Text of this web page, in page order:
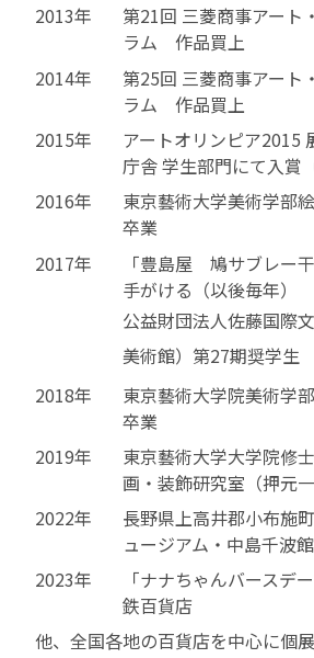
2013年
第21回 三菱商事アート
ラム 作品買上
2014年
第25回 三菱商事アート
ラム 作品買上
2015年
アートオリンピア
庁舎 学生部門にて入賞
2016年
東京藝術大学美術学部
卒業
2017年
「豊島屋 鳩サブレー
手がける（以後毎年）
公益財団法人佐藤国際
美術館）第27期奨学生
2018年
東京藝術大学院美術学
卒業
2019年
東京藝術大学大学院修
画・装飾研究室（押元
2022年
長野県上高井郡小布施
ュージアム・中島千波
2023年
「ナナちゃんバースデ
鉄百貨店
他、全国各地の百貨店を中心に個